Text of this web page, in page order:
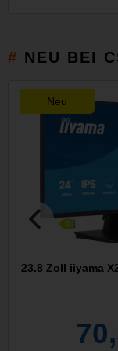
NEU BEI
Neu
23.8 Zoll iiyama